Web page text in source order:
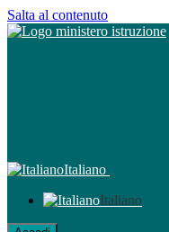
Salta al contenuto
Italiano
Italiano